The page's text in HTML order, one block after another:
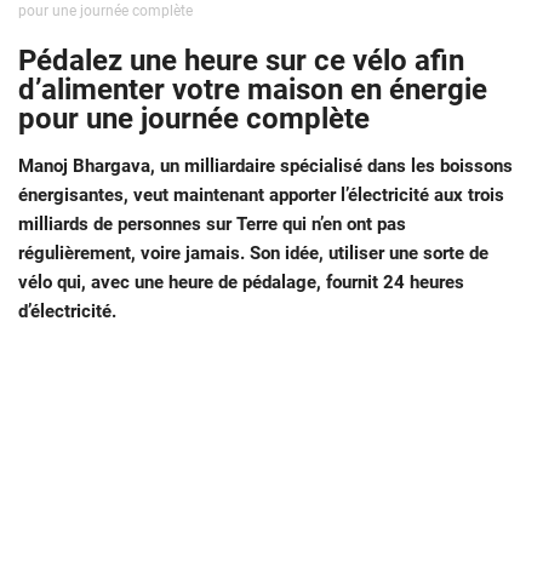
pour une journée complète
Pédalez une heure sur ce vélo afin
d’alimenter votre maison en énergie
pour une journée complète
Manoj Bhargava, un milliardaire spécialisé dans les boissons
énergisantes, veut maintenant apporter l’électricité aux trois
milliards de personnes sur Terre qui n’en ont pas
régulièrement, voire jamais. Son idée, utiliser une sorte de
vélo qui, avec une heure de pédalage, fournit 24 heures
d’électricité.